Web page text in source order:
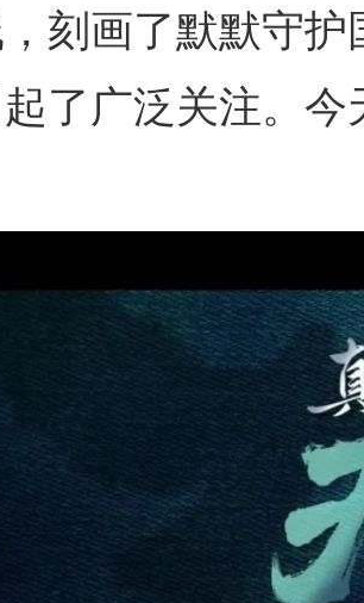
刻画了默默守
了广泛关注。